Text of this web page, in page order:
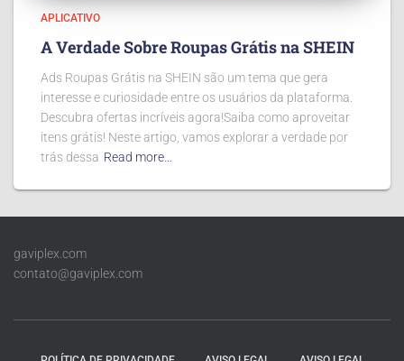
APLICATIVO
A Verdade Sobre Roupas Grátis na SHEIN
Ads Roupas Grátis na SHEIN são um tema que gera
interesse e curiosidade entre os usuários da plataforma.
Descubra ofertas incríveis agora!Saiba como aproveitar
itens grátis! Neste artigo, vamos explorar a verdade por
trás dessa Read more…
gaviplex.com
contato@gaviplex.com